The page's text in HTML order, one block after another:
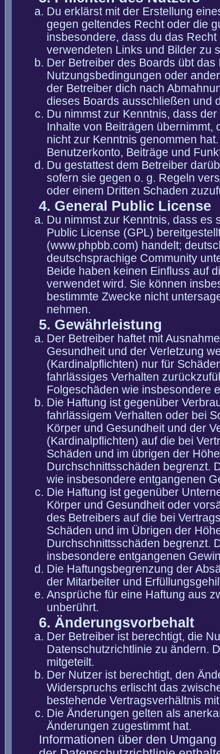
Du erklärst mit der Erstellung
gegen geltendes Recht oder die
insbesondere, dass du das
verwendeten Links und Bilder zu
Der Betreiber des Boards übt
Nutzungsbedingungen oder
der Betreiber dich nach
dieses Boards ausschließen und
Du nimmst zur Kenntnis, dass
Inhalte von Beiträgen übernimmt,
nicht zur Kenntnis genommen
Benutzerkonto, Beiträge und
Du gestattest dem Betreiber
sofern sie gegen o. g. Regeln
oder einem Dritten Schaden
4. General Public License
Du nimmst zur Kenntnis, dass es
Public License (GPL)
(www.phpbb.com) handelt;
deutschsprachige Community
Beide haben keinen Einfluss auf
verwendet wird. Sie können
bestimmte Zwecke nicht
nehmen.
5. Gewährleistung
Der Betreiber haftet mit
Gesundheit und der Verletzung
(Kardinalpflichten) nur für
fahrlässiges Verhalten
Folgeschäden wie insbesondere
Die Haftung ist gegenüber
fahrlässigem Verhalten oder bei
Körper und Gesundheit und der
(Kardinalpflichten) auf die bei
Schäden und im übrigen der
Durchschnittsschäden begrenzt.
wie insbesondere entgangenen
Die Haftung ist gegenüber
Körper und Gesundheit oder
des Betreibers auf die bei
Schäden und im Übrigen der
Durchschnittsschäden begrenzt.
insbesondere entgangenen
Die Haftungsbegrenzung der
der Mitarbeiter und
Ansprüche für eine Haftung aus
unberührt.
6. Änderungsvorbehalt
Der Betreiber ist berechtigt, die
Datenschutzrichtlinie zu ändern.
mitgeteilt.
Der Nutzer ist berechtigt, den
Widerspruchs erlischt das
bestehende Vertragsverhältnis
Die Änderungen gelten als
Änderungen zugestimmt hat.
Informationen über den